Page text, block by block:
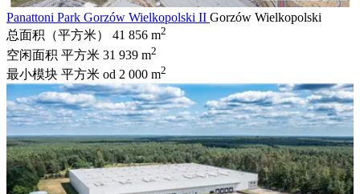
Panattoni Park Gorzów Wielkopolski II Gorzów Wielkopolski
总面积（平方米）
41 856 m2
空闲面积 平方米 31 939 m2
最小模块 平方米 od 2 000 m2